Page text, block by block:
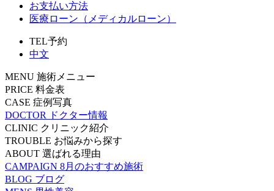
お支払い方法
医療ローン（メディカルローン）
TEL予約
中文
MENU 施術メニュー
PRICE 料金表
CASE 症例写真
DOCTOR
ドクター情報
CLINIC クリニック紹介
TROUBLE お悩みから探す
ABOUT 選ばれる理由
CAMPAIGN 8月のおすすめ施術
BLOG ブログ